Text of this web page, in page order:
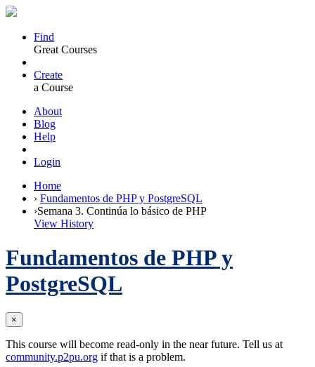
Find
Great Courses
Create
a Course
About
Blog
Help
Login
Home
› Fundamentos de PHP y PostgreSQL
›Semana 3. Continúa lo básico de PHP
View History
Fundamentos de PHP y
PostgreSQL
×
This course will become read-only in the near future. Tell us at
community.p2pu.org if that is a problem.